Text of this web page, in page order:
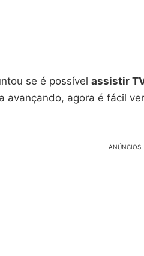
se é possível assistir
avançando, agora é fácil
ANÚNCIOS